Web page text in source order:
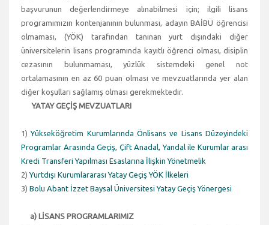
başvurunun değerlendirmeye alınabilmesi için; ilgili lisans
programımızın kontenjanının bulunması, adayın BAİBÜ öğrencisi
olmaması, (YÖK) tarafından tanınan yurt dışındaki diğer
üniversitelerin lisans programında kayıtlı öğrenci olması, disiplin
cezasının bulunmaması, yüzlük sistemdeki genel not
ortalamasının en az 60 puan olması ve mevzuatlarında yer alan
diğer koşulları sağlamış olması gerekmektedir.
YATAY GEÇİŞ MEVZUATLARI
1)Yükseköğretim Kurumlarında Önlisans ve Lisans Düzeyindeki
Programlar Arasında Geçiş, Çift Anadal, Yandal ile Kurumlar arası
Kredi Transferi Yapılması Esaslarına İlişkin Yönetmelik
2)Yurtdışı Kurumlararası Yatay Geçiş YÖK İlkeleri
3) Bolu Abant İzzet Baysal Üniversitesi Yatay Geçiş Yönergesi
a) LİSANS PROGRAMLARIMIZ